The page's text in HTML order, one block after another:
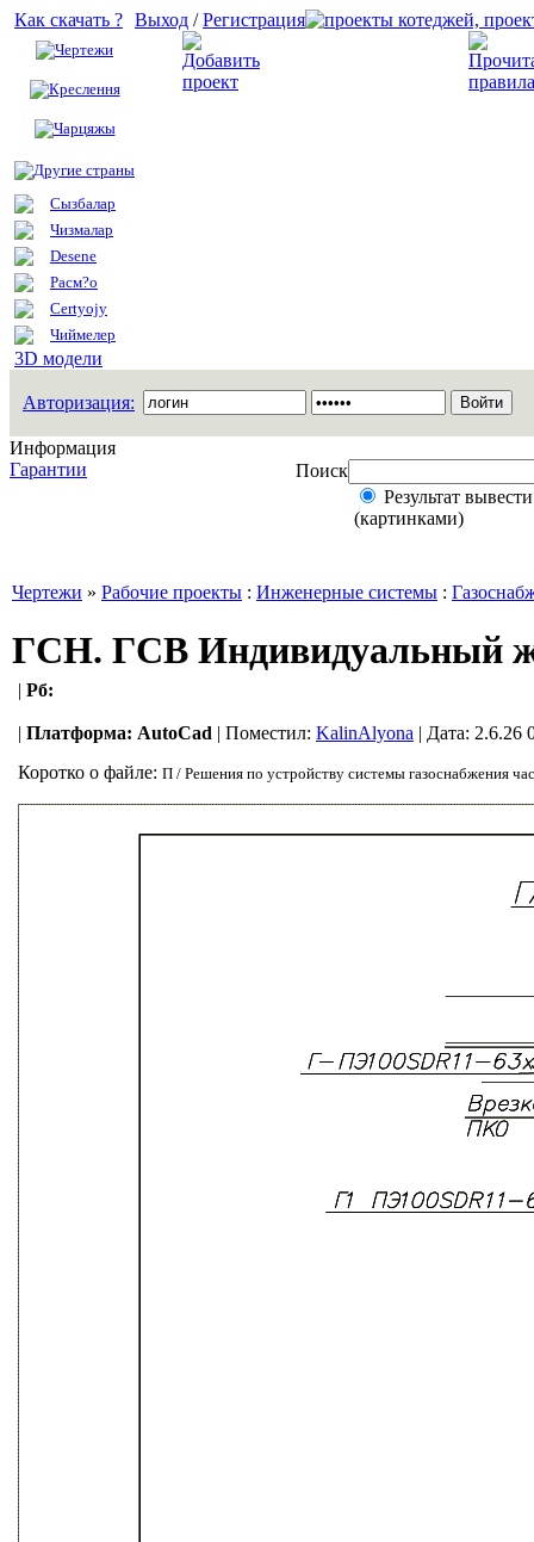
Как скачать ?
Чертежи
Креслення
Чарцяжы
Другие страны
Сызбалар
Чизмалар
Desene
Расм?о
Certyojy
Чиймелер
3D модели
Выход /Регистрация
Авторизация:
Информация
Гарантии
Поиск
Результат
(картинками)
Чертежи » Рабочие проекты : Инженерные системы :
ГСН. ГСВ Индивидуальный
| Рб:
| Платформа: AutoCad | Поместил: KalinAlyona | Дата: 2.6.26
Коротко о файле: П / Решения по устройству системы газоснабжения